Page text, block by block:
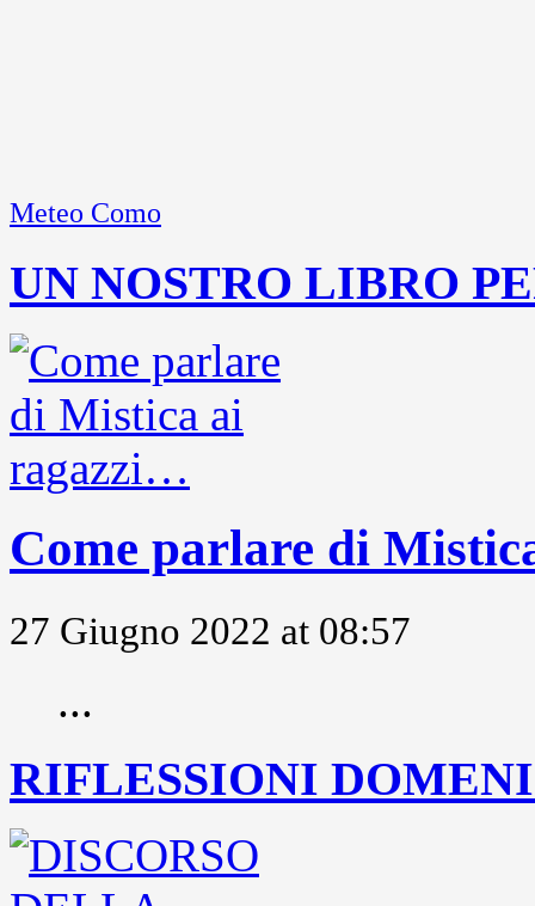
Meteo Como
UN NOSTRO LIBRO
Come parlare di
27 Giugno 2022 at 08:57
...
RIFLESSIONI